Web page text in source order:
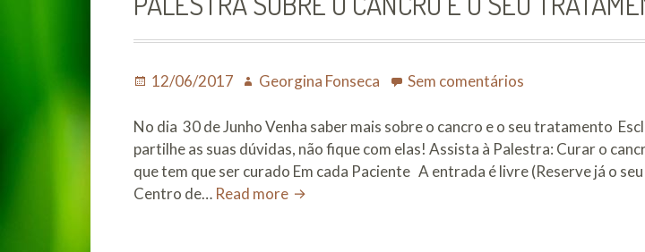
Posted
12/06/2017 Author
Georgina Fonseca Sem comentários
SOBRE
O
CANCRO
No dia 30 de Junho Venha saber mais sobre o cancro e o seu tratamento
partilhe as suas dúvidas, não fique com elas! Assista à Palestra: Curar o
que tem que ser curado Em cada Paciente A entrada é livre (Reserve já o
Centro de… Read more PALESTRA